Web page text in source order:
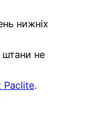
нижніх
штани не
Paclite.